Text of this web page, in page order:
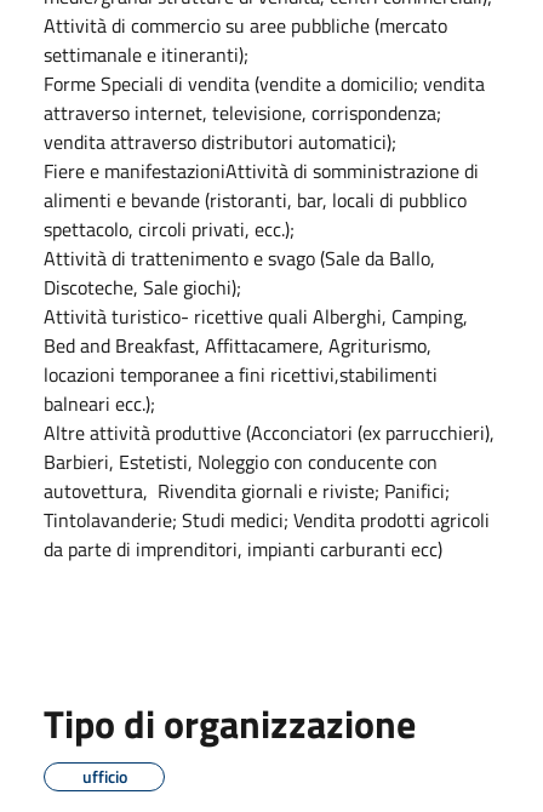
Attività di commercio su aree pubbliche (mercato
settimanale e itineranti);
Forme Speciali di vendita (vendite a domicilio; vendita
attraverso internet, televisione, corrispondenza;
vendita attraverso distributori automatici);
Fiere e manifestazioniAttività di somministrazione di
alimenti e bevande (ristoranti, bar, locali di pubblico
spettacolo, circoli privati, ecc.);
Attività di trattenimento e svago (Sale da Ballo,
Discoteche, Sale giochi);
Attività turistico- ricettive quali Alberghi, Camping,
Bed and Breakfast, Affittacamere, Agriturismo,
locazioni temporanee a fini ricettivi,stabilimenti
balneari ecc.);
Altre attività produttive (Acconciatori (ex parrucchieri),
Barbieri, Estetisti, Noleggio con conducente con
autovettura, Rivendita giornali e riviste; Panifici;
Tintolavanderie; Studi medici; Vendita prodotti agricoli
da parte di imprenditori, impianti carburanti ecc)
Tipo di organizzazione
ufficio